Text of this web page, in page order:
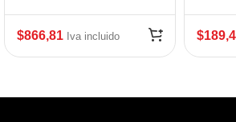
$866,81 Iva incluido $